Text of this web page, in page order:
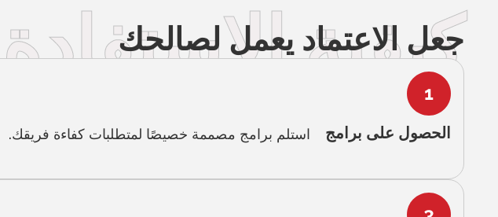
كيفية الاستفادة
جعل الاعتماد يعمل لصالحك
الحصول على برامج استلم برامج مصممة خصيصًا لمتطلبات كفاءة فريقك.